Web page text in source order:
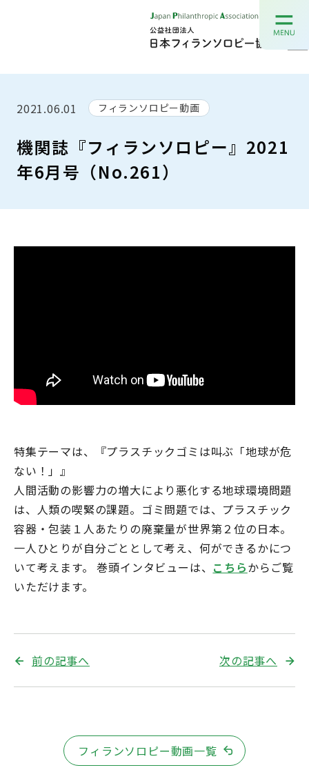
2021.06.01 フィランソロピー動画
機関誌『フィランソロピー』2021
年6月号（No.261）
特集テーマは、『プラスチックゴミは叫ぶ「地球が危
ない！」』
人間活動の影響力の増大により悪化する地球環境問題
は、人類の喫緊の課題。ゴミ問題では、プラスチック
容器・包装１人あたりの廃棄量が世界第２位の日本。
一人ひとりが自分ごととして考え、何ができるかにつ
いて考えます。 巻頭インタビューは、 こちらからご覧
いただけます。
前の記事へ 次の記事へ
フィランソロピー動画一覧